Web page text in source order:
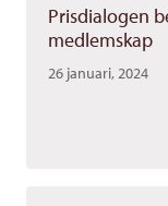
Prisdialogen
medlemskap
26 januari, 2024